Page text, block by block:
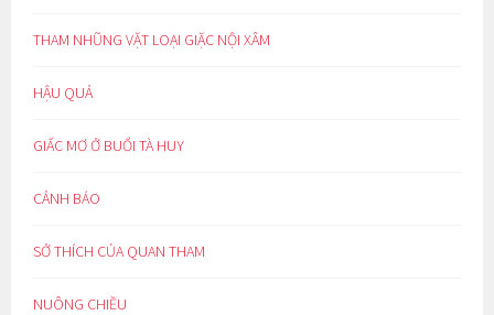
THAM NHŨNG VẶT LOẠI GIẶC NỘI XÂM
HẬU QUẢ
GIẤC MƠ Ở BUỔI TÀ HUY
CẢNH BÁO
SỞ THÍCH CỦA QUAN THAM
NUÔNG CHIỀU